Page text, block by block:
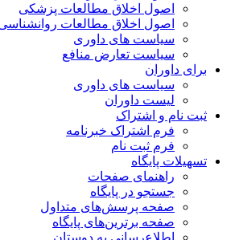
اصول اخلاق مطالعات پزشکی
اصول اخلاق مطالعات
سیاست های داوری
سیاست تعارض منافع
برای داوران
سیاست های داوری
لیست داوران
ثبت نام و اشتراک
فرم اشتراک خبرنامه
فرم ثبت نام
تسهیلات پایگاه
راهنمای صفحات
جستجو در پایگاه
صفحه پرسش‌های متداول
صفحه برترین‌های پایگاه
اطلاع‌رسانی به دوستان